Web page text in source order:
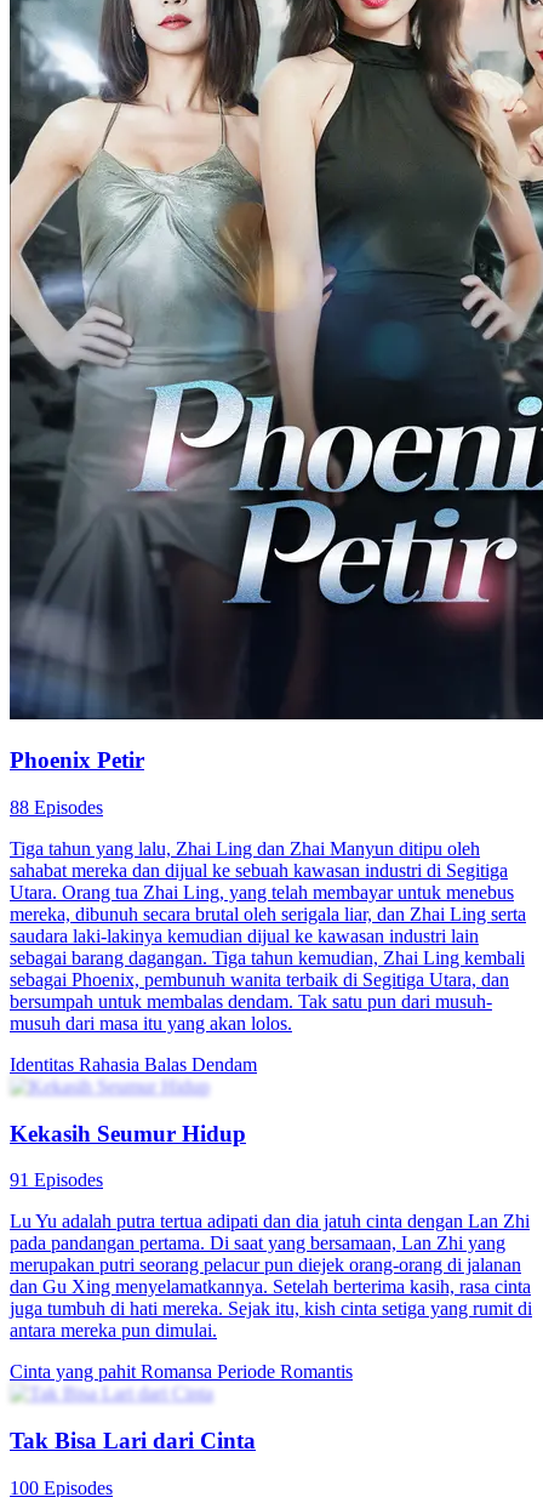
57 Episodes
Sebagai satu-satunya pewaris konglomerat bisnis, Audrey yang
berusia 21 tahun menerima kejutan besar ketika ayahnya
memerintahkannya untuk menikah dalam waktu satu tahun. Dia
memaksa Audrey menghadiri pesta dengan daftar semua calon
pasangan yang memenuhi standarnya. Namun saat Audrey
merencanakan pelariannya dari pesta, dia jatuh ke tangan saudara
Vanderbilt. Caspian, kakak laki-laki, adalah pria playboy yang seksi
dengan hati emas. Killian, adik laki-laki, adalah jiwa yang dingin
dan tersiksa, dengan mata sebiru lautan. Audrey, Caspian, dan
Killian mulai sebagai teman, tetapi setelah perjalanan mengejutkan
ke Bermuda, Audrey menemukan dirinya terjebak dalam cinta
segitiga dengan kedua bersaudara itu. Akankah dia memilih salah
satu dari mereka untuk dinikahi, atau akankah dia melepaskan akal
sehatnya dan tersesat dalam segitiga setan?
Balas DendamDimanjakan
Dendam Ratu Pembunuh
88 Episodes
Tiga tahun yang lalu, Zhai Ling dan Zhai Manyun telah